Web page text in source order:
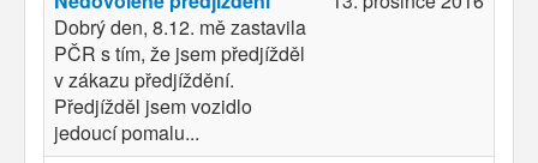
Dobrý den, 8.12. mě zastavila
PČR s tím, že jsem předjížděl
v zákazu předjíždění.
Předjížděl jsem vozidlo
jedoucí pomalu...